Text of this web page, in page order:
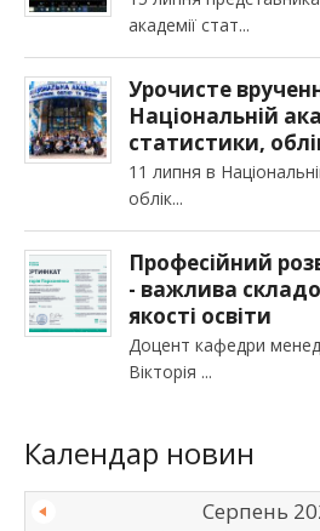
академії стат
Урочисте
Національній
статистики,
11 липня в
облік
Професійний
- важлива
якості освіти
Доцент кафедри
Вікторія
Календар новин
Серпень